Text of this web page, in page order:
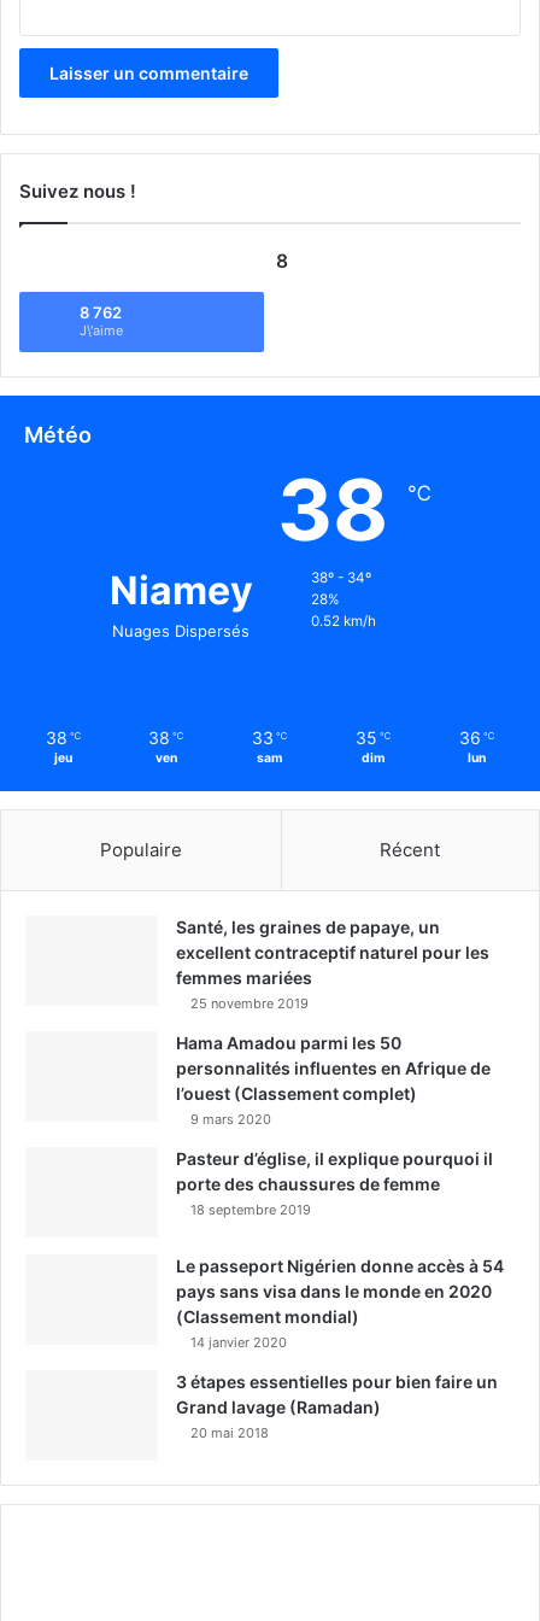
Suivez nous !
8
8 762
J\'aime
Météo
Niamey
Nuages Dispersés
38 ℃
38º - 34º
28%
0.52 km/h
38 ℃
jeu
38 ℃
ven
33 ℃
sam
35 ℃
dim
36 ℃
lun
Populaire Récent
Santé, les graines de papaye, un
excellent contraceptif naturel pour les
femmes mariées
25 novembre 2019
Hama Amadou parmi les 50
personnalités influentes en Afrique de
l’ouest (Classement complet)
9 mars 2020
Pasteur d’église, il explique pourquoi il
porte des chaussures de femme
18 septembre 2019
Le passeport Nigérien donne accès à 54
pays sans visa dans le monde en 2020
(Classement mondial)
14 janvier 2020
3 étapes essentielles pour bien faire un
Grand lavage (Ramadan)
20 mai 2018